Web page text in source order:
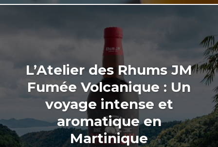
L’Atelier des Rhums JM
Fumée Volcanique : Un
voyage intense et
aromatique en
Martinique